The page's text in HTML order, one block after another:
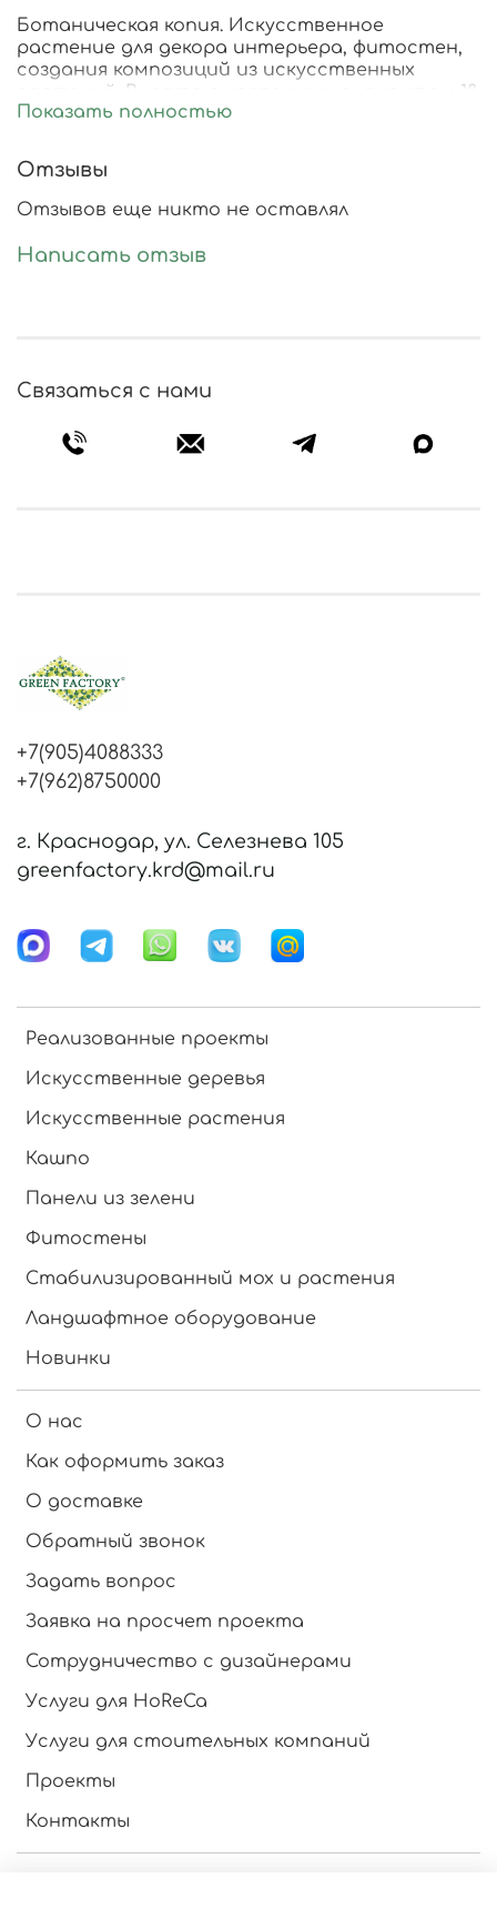
Ботаническая копия. Искусственное
растение для декора интерьера, фитостен,
создания композиций из искусственных
растений. Высота с крепежным элементом 18
см, диаметр 9 см., высота ножки 8 см
Показать полностью
Отзывы
Отзывов еще никто не оставлял
Написать отзыв
Связаться с нами
Реализованные проекты
Искусственные деревья
Искусственные растения
Кашпо
Панели из зелени
Фитостены
Стабилизированный мох и растения
Ландшафтное оборудование
Новинки
О нас
Как оформить заказ
О доставке
Обратный звонок
Задать вопрос
Заявка на просчет проекта
Сотрудничество с дизайнерами
Услуги для HoReCa
Услуги для стоительных компаний
Проекты
Контакты
+7(905)4088333
+7(962)8750000
г. Краснодар, ул. Селезнева 105
greenfactory.krd@mail.ru